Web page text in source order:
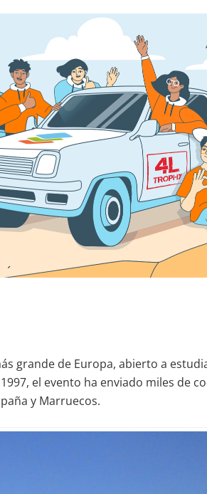
grande de Europa, abierto a
el evento ha enviado miles de
y Marruecos.